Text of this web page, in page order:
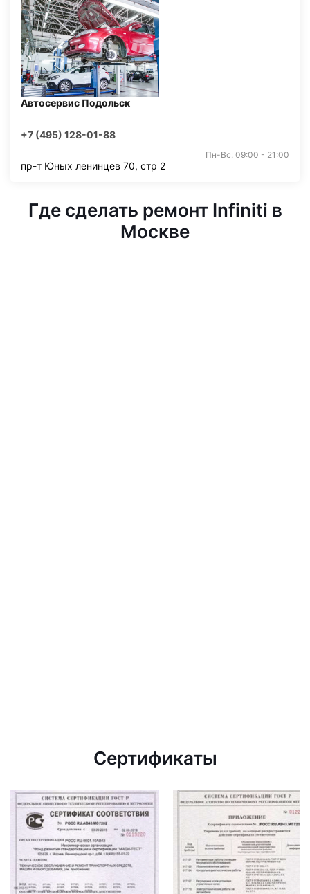
Автосервис Подольск
+7 (495) 128-01-88
Пн-Вс: 09:00 - 21:00
пр-т Юных ленинцев 70, стр 2
Где сделать ремонт Infiniti в
Москве
Сертификаты